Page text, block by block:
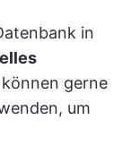
in
gerne
um